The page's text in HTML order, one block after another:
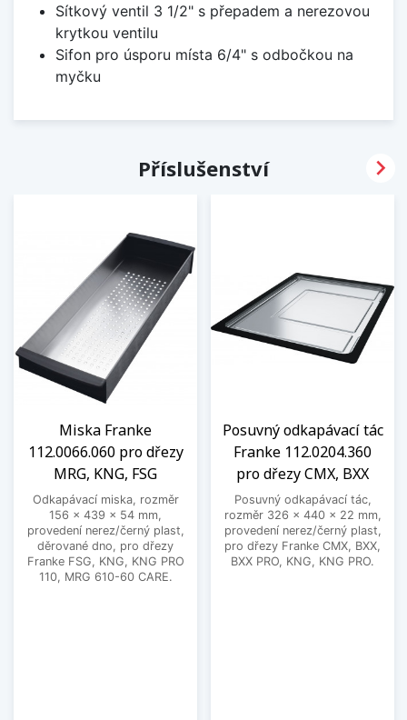
Sítkový ventil 3 1/2" s přepadem a nerezovou
krytkou ventilu
Sifon pro úsporu místa 6/4" s odbočkou na
myčku
Příslušenství
Miska Franke
112.0066.060 pro dřezy
MRG, KNG, FSG
Odkapávací miska, rozměr
156 x 439 x 54 mm,
provedení nerez/černý plast,
děrované dno, pro dřezy
Franke FSG, KNG, KNG PRO
110, MRG 610-60 CARE.
Posuvný odkapávací tác
Franke 112.0204.360
pro dřezy CMX, BXX
Posuvný odkapávací tác,
rozměr 326 x 440 x 22 mm,
provedení nerez/černý plast,
pro dřezy Franke CMX, BXX,
BXX PRO, KNG, KNG PRO.
